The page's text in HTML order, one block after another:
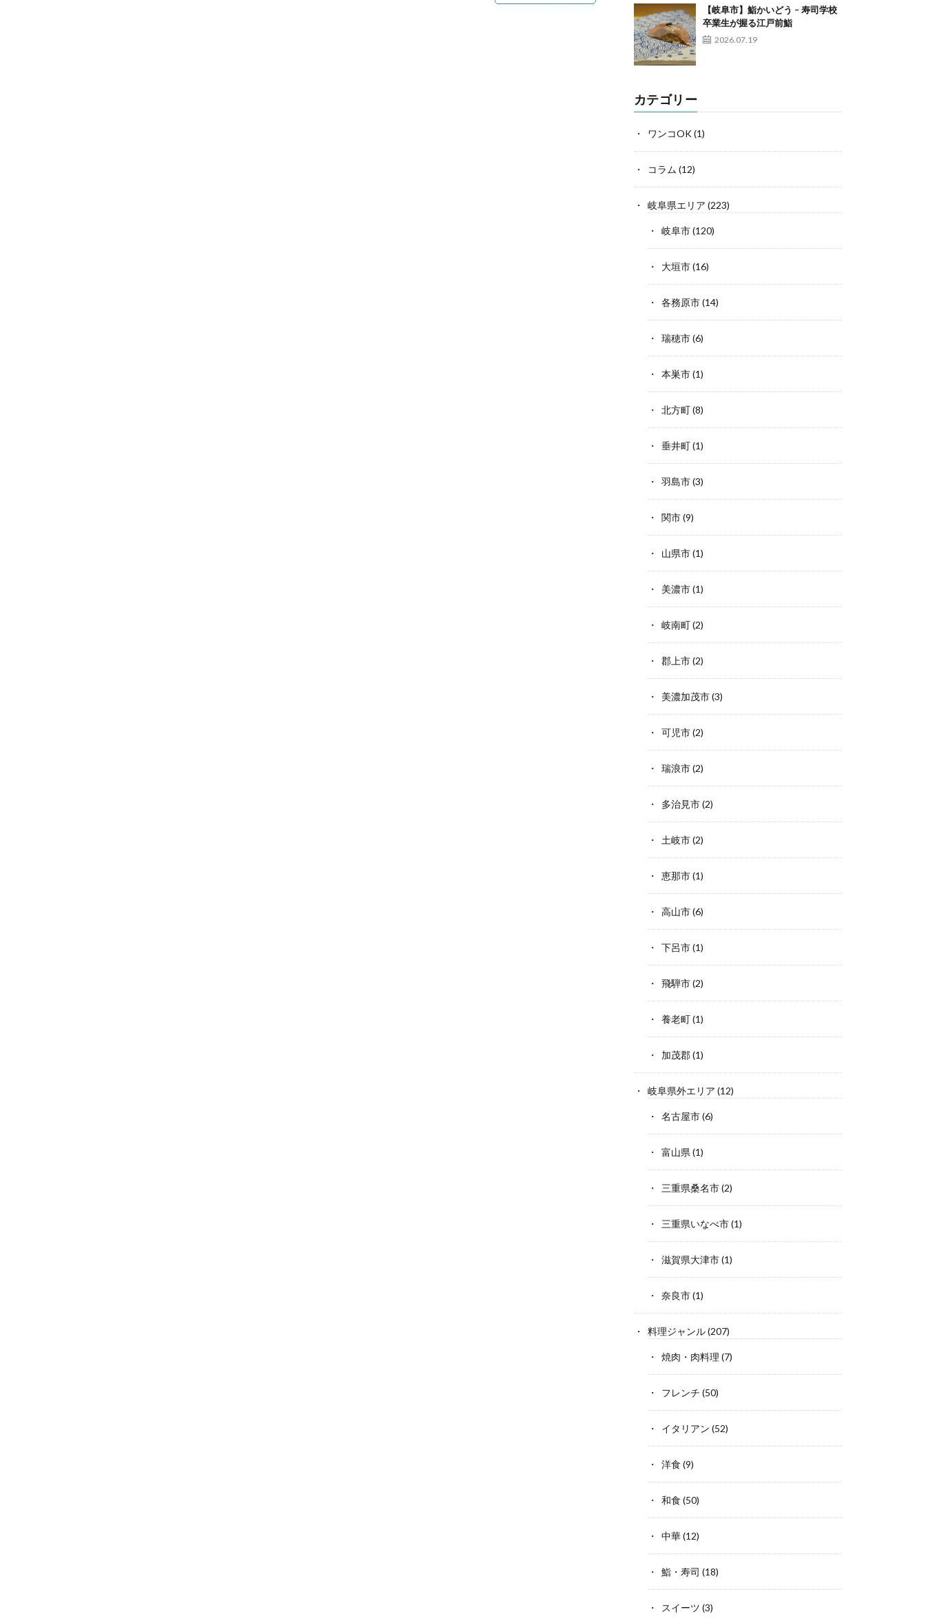
【岐阜市】鮨かいどう – 寿司学校
卒業生が握る江戸前鮨
2026.07.19
カテゴリー
ワンコOK(1)
コラム (12)
岐阜県エリア (223)
岐阜市(120)
大垣市(16)
各務原市(14)
瑞穂市(6)
本巣市(1)
北方町(8)
垂井町(1)
羽島市(3)
関市(9)
山県市(1)
美濃市(1)
岐南町(2)
郡上市(2)
美濃加茂市(3)
可児市(2)
瑞浪市(2)
多治見市(2)
土岐市(2)
恵那市(1)
高山市(6)
下呂市(1)
飛騨市(2)
養老町(1)
加茂郡(1)
岐阜県外エリア (12)
名古屋市(6)
富山県 (1)
三重県桑名市(2)
三重県いなべ市(1)
滋賀県大津市(1)
奈良市(1)
料理ジャンル(207)
焼肉・肉料理 (7)
フレンチ (50)
イタリアン (52)
洋食 (9)
和食 (50)
中華(12)
鮨・寿司 (18)
スイーツ (3)